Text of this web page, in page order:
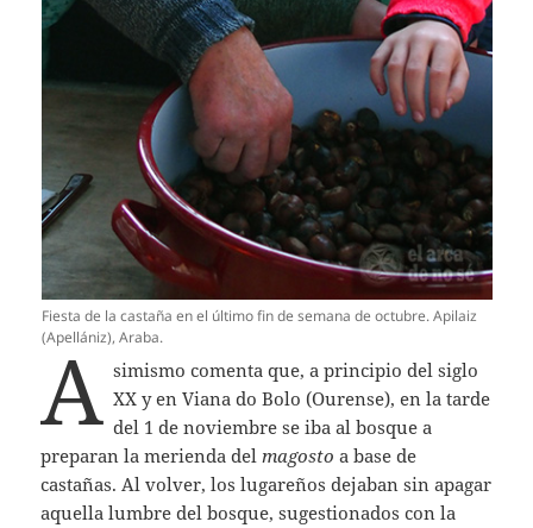
Fiesta de la castaña en el último fin de semana de octubre. Apilaiz
(Apellániz), Araba.
A simismo comenta que, a principio del siglo
XX y en Viana do Bolo (Ourense), en la tarde
del 1 de noviembre se iba al bosque a
preparan la merienda delmagosto a base de
castañas. Al volver, los lugareños dejaban sin apagar
aquella lumbre del bosque, sugestionados con la